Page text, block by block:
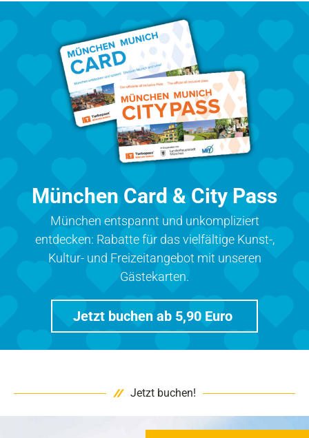
München Card & City Pass
München entspannt und unkompliziert
entdecken: Rabatte für das vielfältige Kunst-,
Kultur- und Freizeitangebot mit unseren
Gästekarten.
Jetzt buchen ab 5,90 Euro
Jetzt buchen!